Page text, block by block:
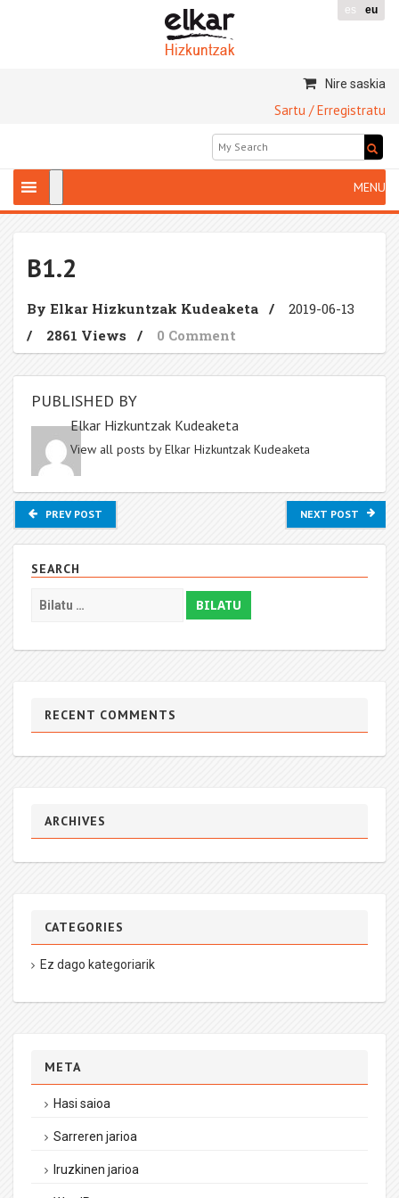
es eu
Nire saskia
Sartu / Erregistratu
B1.2
By Elkar Hizkuntzak Kudeaketa /
2019-06-13
/
2861 Views / 0 Comment
PUBLISHED BY
Elkar Hizkuntzak Kudeaketa
View all posts by Elkar Hizkuntzak Kudeaketa
PREV POST NEXT POST
SEARCH
RECENT COMMENTS
ARCHIVES
CATEGORIES
Ez dago kategoriarik
META
Hasi saioa
Sarreren jarioa
Iruzkinen jarioa